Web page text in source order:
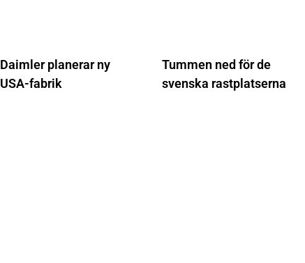
Daimler planerar ny
USA-fabrik
Tummen ned för de
svenska rastplatserna